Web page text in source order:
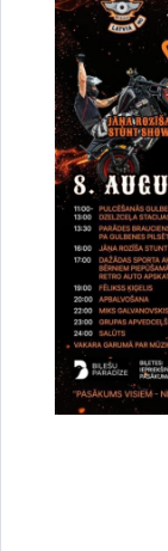
Pieteikumu
iesniegšanas
vieta un laiks
Lejupielādēt:
Kartes izdruka